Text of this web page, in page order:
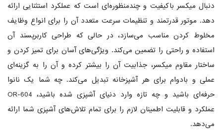
دنبال میکسر باکیفیت و چندمنظوره‌ای است که عملکرد استثنایی ارائه
دهد. موتور قدرتمند و تنظیمات سرعت متعدد آن را برای انواع وظایف
مخلوط کردن مناسب می‌سازد، در حالی که طراحی کاربرپسند آن
استفاده و راحتی را تضمین می‌کند. ویژگی‌های آسان برای تمیز کردن و
ساختار مقاوم میکسر، جذابیت آن را بیشتر کرده و آن را به گزینه‌ای
عملی و بادوام برای هر آشپزخانه تبدیل می‌کند. چه شما یک نانوا
حرفه‌ای باشید و چه تازه وارد دنیای آشپزی شده باشید، OR-604
عملکرد و قابلیت اطمینان لازم را برای تمام تلاش‌های آشپزی شما ارائه
می‌دهد.